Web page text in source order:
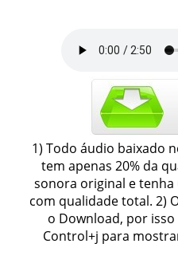
1) Todo áudio baixado
tem apenas 20% da
sonora original e
com qualidade total. 2)
o Download, por
Control+j para